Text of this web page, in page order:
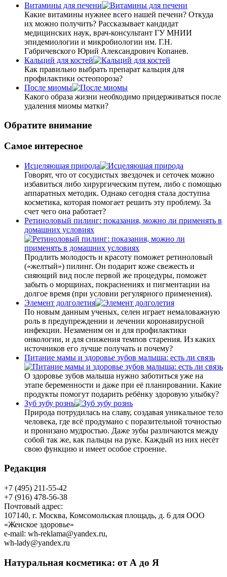
Витамины для печени
Какие витамины нужнее всего нашей печени? Откуда
их можно получить? Рассказывает кандидат
медицинских наук, врач-консультант ГУ МНИИ
эпидемиологии и микробиологии им. Г.Н.
Габричевского Юрий Александрович Копанев.
Кальций для костей
Как правильно выбрать препарат кальция для
профилактики остеопороза?
После миомы
Какого образа жизни необходимо придерживаться после
удаления миомы матки?
Обратите внимание
Самое интересное
Исцеляющая природа
Говорят, что от сосудистых звездочек и сеточек можно
избавиться либо хирургическим путем, либо с помощью
аппаратных методик. Однако сегодня стала доступна
косметика, которая помогает решить эту проблему. За
счет чего она работает?
Ретиноловый пилинг: показания, можно ли применять в
домашних условиях
Продлить молодость и красоту поможет ретиноловый
(«желтый») пилинг. Он подарит коже свежесть и
сияющий вид после первой же процедуры, поможет
забыть о морщинах, покраснениях и пигментации на
долгое время (при условии регулярного применения).
Элемент долголетия
По новым данным ученых, селен играет немаловажную
роль в преду­преждении и лечении коронавирусной
инфекции. Незаменим он и для профилактики
онкологии, и для снижения темпов старения. Из каких
источников его лучше получать и почему?
Питание мамы и здоровье зубов малыша: есть ли связь
О здоровье зубов малыша нужно заботиться уже на
этапе беременности и даже при её планировании. Какие
продукты помогут подарить ребёнку здоровую улыбку?
Зуб зубу рознь
Природа потрудилась на славу, создавая уникальное тело
человека, где всё продумано с поразительной точностью
и пронизано мудростью. Даже зубы различаются между
собой так же, как пальцы на руке. Каждый из них несёт
свою функцию и имеет особое строение.
Редакция
+7 (495) 211-55-42
+7 (916) 478-56-38
Почтовый адрес:
107140, г. Москва, Комсомольская площадь, д. 6 для ООО
«Женское здоровье»
e-mail: wh-reklama@yandex.ru,
wh-lady@yandex.ru
Натуральная косметика: от А до Я